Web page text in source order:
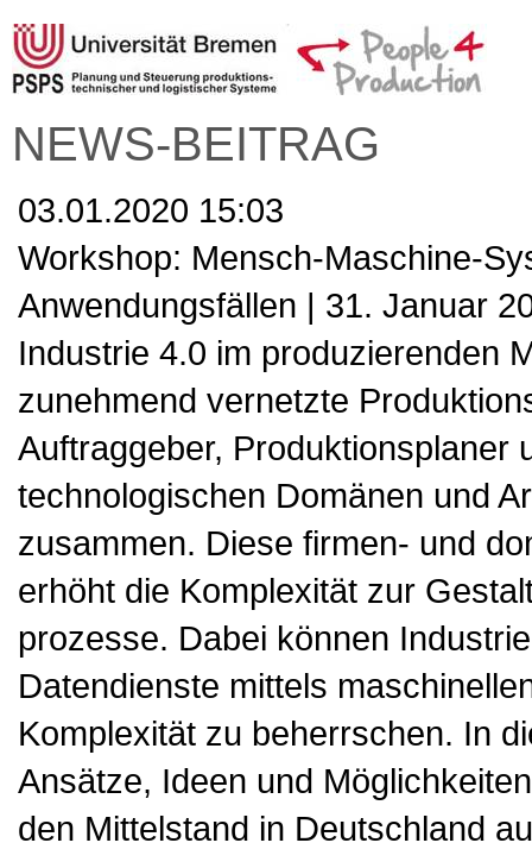
NEWS-BEITRAG
03.01.2020 15:03
Workshop: Mensch-Maschine-
Anwendungsfällen | 31. Januar
Industrie 4.0 im produzierenden
zunehmend vernetzte
Auftraggeber, Produktionsplaner
technologischen Domänen und
zusammen. Diese firmen- und
erhöht die Komplexität zur
prozesse. Dabei können
Datendienste mittels
Komplexität zu beherrschen. In
Ansätze, Ideen und
den Mittelstand in Deutschland